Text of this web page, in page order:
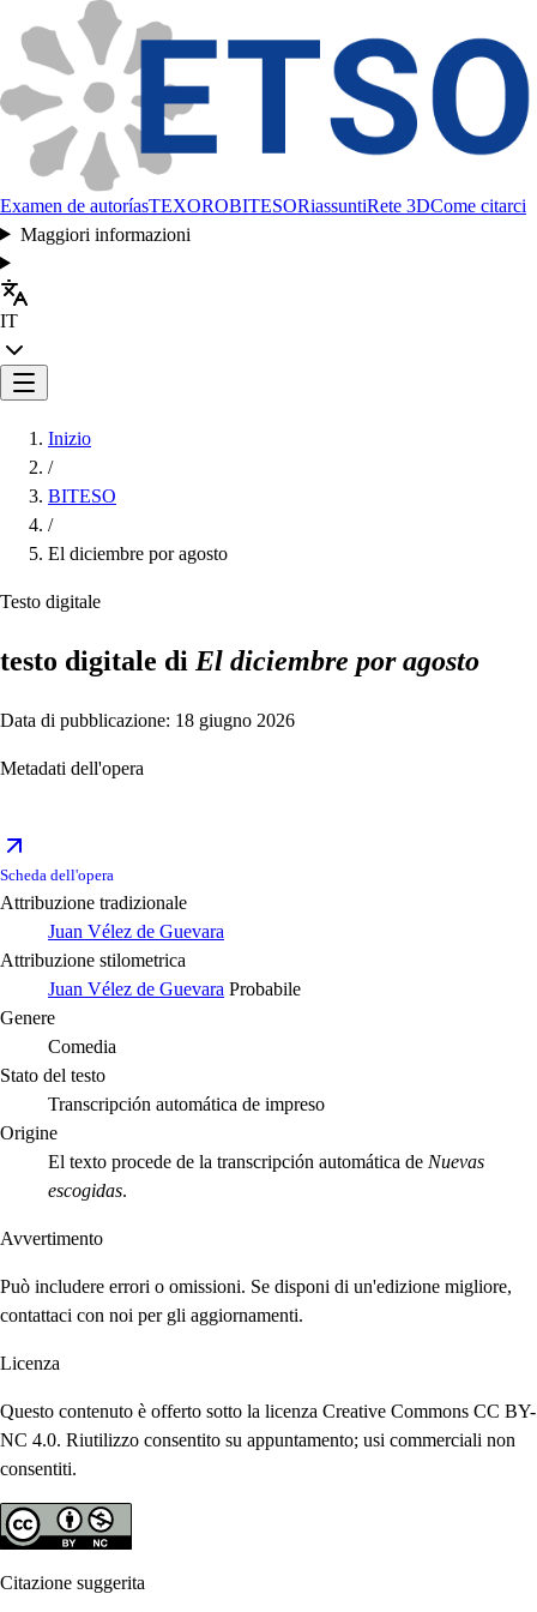
Examen de autoríasTEXOROBITESORiassuntiRete 3DCome citarci
Maggiori informazioni
IT
Inizio
/
BITESO
/
El diciembre por agosto
Testo digitale
testo digitale di El diciembre por agosto
Data di pubblicazione: 18 giugno 2026
Metadati dell'opera
Scheda dell'opera
Attribuzione tradizionale
Juan Vélez de Guevara
Attribuzione stilometrica
Juan Vélez de Guevara Probabile
Genere
Comedia
Stato del testo
Transcripción automática de impreso
Origine
El texto procede de la transcripción automática de Nuevas
escogidas.
Avvertimento
Può includere errori o omissioni. Se disponi di un'edizione migliore,
contattaci con noi per gli aggiornamenti.
Licenza
Questo contenuto è offerto sotto la licenza Creative Commons CC BY-
NC 4.0. Riutilizzo consentito su appuntamento; usi commerciali non
consentiti.
Citazione suggerita